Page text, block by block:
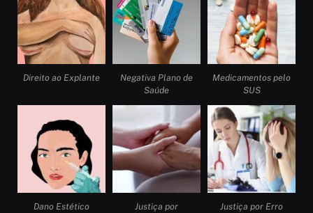
Direito ao Explante
Negativa Plano de
Saúde
Medicamentos pelo
SUS
Dano Estético
Justiça por
Justiça por Erro